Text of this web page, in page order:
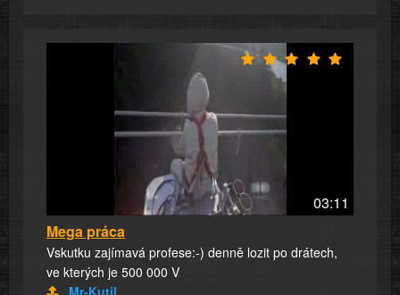
03:11
Mega práca
Vskutku zajímavá profese:-) denně lozit po drátech,
ve kterých je 500 000 V